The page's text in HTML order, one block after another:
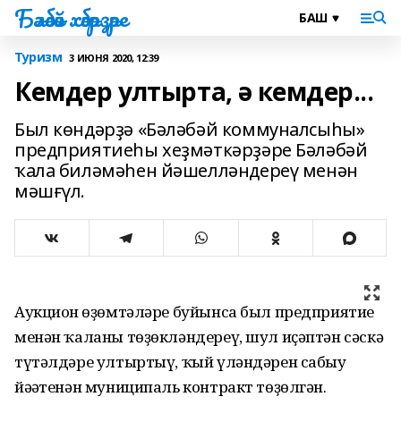
Бәләбәй хәбәрҙәре
Туризм 3 ИЮНЯ 2020, 12:39
Кемдер ултырта, ә кемдер...
Был көндәрҙә «Бәләбәй коммуналсыһы»
предприятиеһы хеҙмәткәрҙәре Бәләбәй
ҡала биләмәһен йәшелләндереү менән
мәшғүл.
Аукцион һөҙөмтәләре буйынса был предприятие
менән ҡаланы төҙөкләндереү, шул иҫәптән сәскә
түтәлдәре ултыртыү, ҡый үләндәрен сабыу
йәһәтенән муниципаль контракт төҙөлгән.